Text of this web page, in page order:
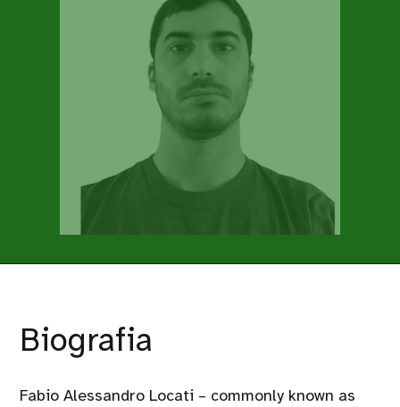
Biografia
Fabio Alessandro Locati – commonly known as